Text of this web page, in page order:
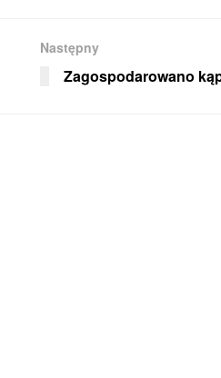
Następny
Zagospodarowano